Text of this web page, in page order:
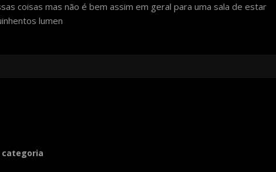
coisas mas não é bem assim em geral para uma sala de estar
lumen
categoria